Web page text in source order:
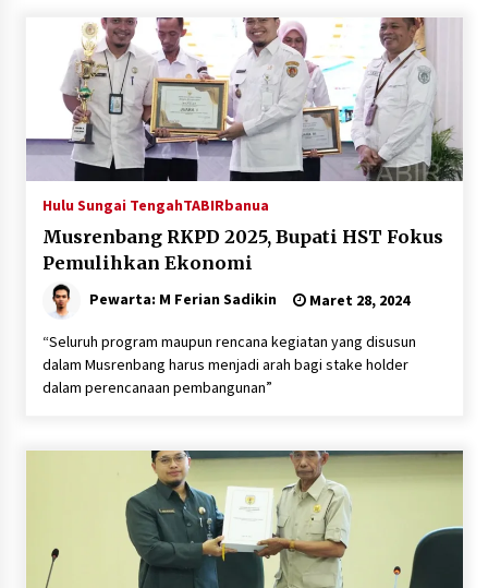
Hulu Sungai TengahTABIRbanua
Musrenbang RKPD 2025, Bupati HST Fokus
Pemulihkan Ekonomi
Pewarta: M Ferian Sadikin Maret 28, 2024
“Seluruh program maupun rencana kegiatan yang disusun
dalam Musrenbang harus menjadi arah bagi stake holder
dalam perencanaan pembangunan”